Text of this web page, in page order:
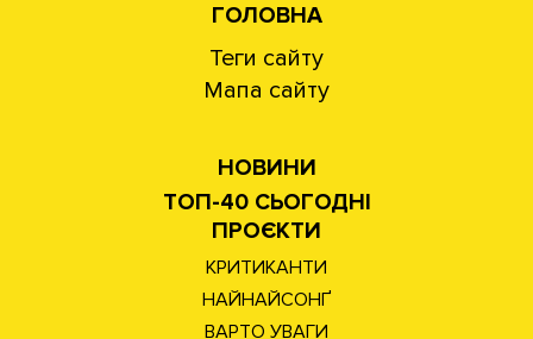
ГОЛОВНА
Теги сайту
Мапа сайту
НОВИНИ
ТОП-40 СЬОГОДНІ
ПРОЄКТИ
КРИТИКАНТИ
НАЙНАЙСОНҐ
ВАРТО УВАГИ